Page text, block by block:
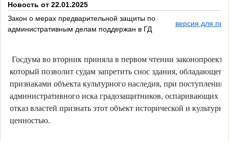
Новость от 22.01.2025
Закон о мерах предварительной защиты по
административным делам поддержан в ГД
версия для
Госдума во вторник приняла в первом чтении законопроект,
который позволит судам запретить снос здания, обладающего
признаками объекта культурного наследия, при поступлении
административного иска градозащитников, оспаривающих
отказ властей признать этот объект исторической и
ценностью.